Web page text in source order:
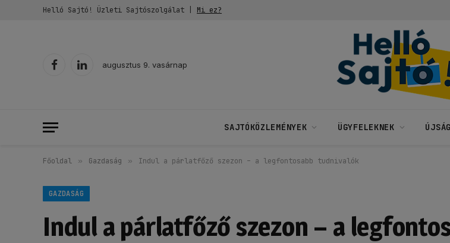
Helló Sajtó! Üzleti Sajtószolgálat | Mi ez?
FacebookLinkedIn
augusztus 9. vasárnap
SAJTÓKÖZLEMÉNYEK ÜGYFELEKNEK
Főoldal » Gazdaság » Indul a párlatfőző szezon – a legfontosabb tudnivalók
GAZDASÁG
Indul a párlatfőző szezon – a